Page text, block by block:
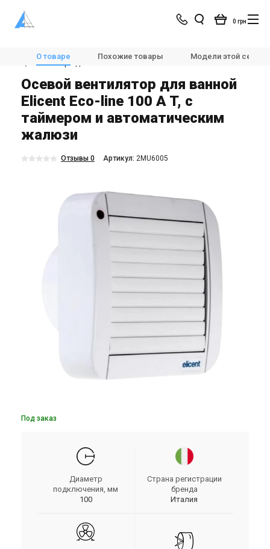
0 грн
Магазин Вентиляция
Вентиляторы
💨Вентиляторы для ванной
Elicent Eco-line 100 A T
О товаре Похожие товары Модели этой серии
Осевой вентилятор для ванной
Elicent Eco-line 100 A T, с
таймером и автоматическим
жалюзи
Отзывы 0 Aртикул: 2MU6005
Под заказ
Диаметр
подключения, мм
100
Страна регистрации
бренда
Италия